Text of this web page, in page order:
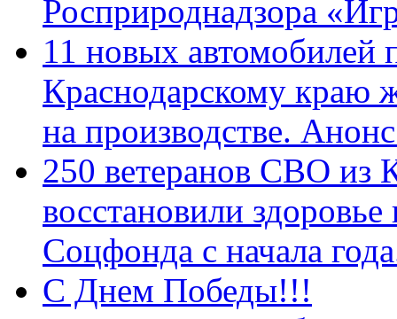
Росприроднадзора
11 новых автомобилей
Краснодарскому краю
на производстве.
250 ветеранов СВО из
восстановили
Соцфонда с начала
С Днем Победы!!!